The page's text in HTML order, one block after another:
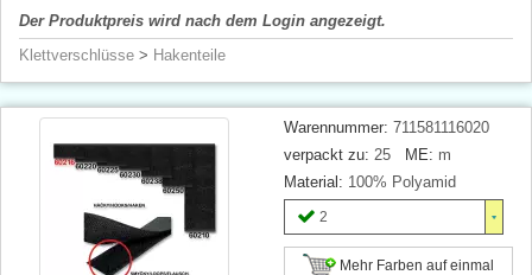
Der Produktpreis wird nach dem Login angezeigt.
Klettverschlüsse > Hakenteile
Warennummer: 711581116020
verpackt zu: 25 ME: m
Material: 100% Polyamid
2
Mehr Farben auf einmal